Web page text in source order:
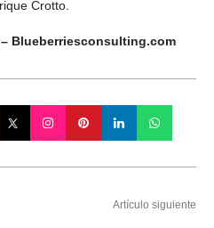
Crotto.
Blueberriesconsulting.com
Artículo siguiente